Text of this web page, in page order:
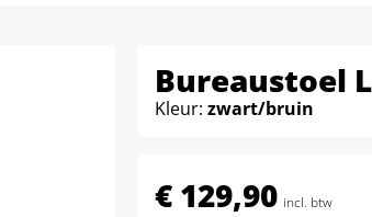
Bureaustoel
Kleur: zwart/bruin
€ 129,90 incl. btw